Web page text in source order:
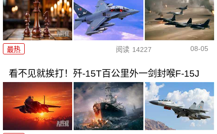
最热 阅读 14227 08-05
看不见就挨打！歼-15T百公里外一剑封喉F-15J